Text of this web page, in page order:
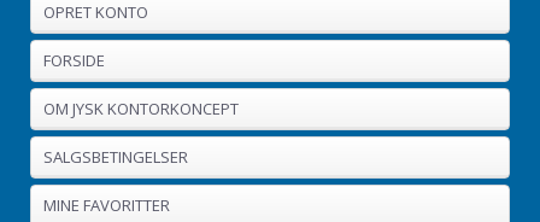
OPRET KONTO
FORSIDE
OM JYSK KONTORKONCEPT
SALGSBETINGELSER
MINE FAVORITTER